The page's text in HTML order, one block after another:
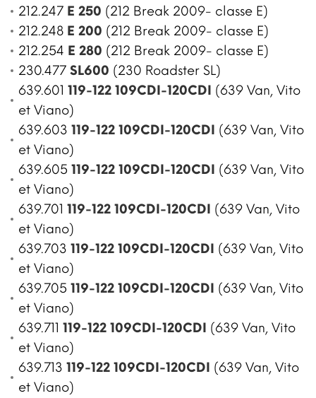
212.247 E 250 (212 Break 2009- classe E)
212.248 E 200 (212 Break 2009- classe E)
212.254 E 280 (212 Break 2009- classe E)
230.477 SL600 (230 Roadster SL)
639.601 119-122 109CDI-120CDI (639 Van, Vito
et Viano)
639.603 119-122 109CDI-120CDI (639 Van, Vito
et Viano)
639.605 119-122 109CDI-120CDI (639 Van, Vito
et Viano)
639.701 119-122 109CDI-120CDI (639 Van, Vito
et Viano)
639.703 119-122 109CDI-120CDI (639 Van, Vito
et Viano)
639.705 119-122 109CDI-120CDI (639 Van, Vito
et Viano)
639.711 119-122 109CDI-120CDI (639 Van, Vito
et Viano)
639.713 119-122 109CDI-120CDI (639 Van, Vito
et Viano)